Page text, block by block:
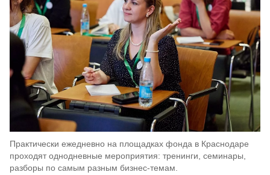
Практически ежедневно на площадках фонда в Краснодаре
проходят однодневные мероприятия: тренинги, семинары,
разборы по самым разным бизнес-темам.